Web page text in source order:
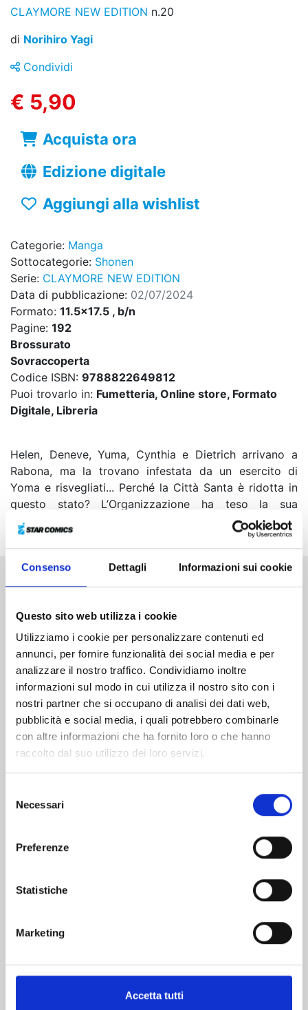
Consenso Dettagli Informazioni sui cookie
Questo sito web utilizza i cookie
Utilizziamo i cookie per personalizzare contenuti ed
annunci, per fornire funzionalità dei social media e per
analizzare il nostro traffico. Condividiamo inoltre
informazioni sul modo in cui utilizza il nostro sito con i
nostri partner che si occupano di analisi dei dati web,
pubblicità e social media, i quali potrebbero combinarle
con altre informazioni che ha fornito loro o che hanno
raccolto dal suo utilizzo dei loro servizi.
delNecessari
Preferenze
Statistiche
Marketing
Accetta tutti
CLAYMORE NEW EDITION n.20
di Norihiro Yagi
Condividi
€ 5,90
Acquista ora
Edizione digitale
Aggiungi alla wishlist
Categorie: Manga
Sottocategorie: Shonen
Serie: CLAYMORE NEW EDITION
Data di pubblicazione: 02/07/2024
Formato: 11.5x17.5 , b/n
Pagine: 192
Brossurato
Sovraccoperta
Codice ISBN: 9788822649812
Puoi trovarlo in: Fumetteria, Online store, Formato
Digitale, Libreria
Helen, Deneve, Yuma, Cynthia e Dietrich arrivano a
Rabona, ma la trovano infestata da un esercito di
Yoma e risvegliati... Perché la Città Santa è ridotta in
questo stato? L’Organizzazione ha teso la sua
trappola. Chi, tra le guerriere, riuscirà a sopravvivere?
Mostra tutto